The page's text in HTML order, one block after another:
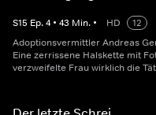
S15 Ep.4 • 43 Min. • HD
12
Adoptionsvermittler Andreas
Eine zerrissene Halskette mit
verzweifelte Frau wirklich die